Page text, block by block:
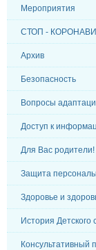
Мероприятия
СТОП -
Архив
Безопасность
Вопросы
Доступ к
Для Вас родители!
Защита
Здоровье и
История Детского
Консультативный